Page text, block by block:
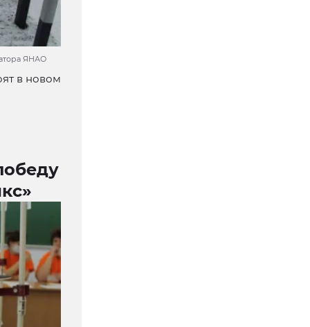
ЯНАО
в новом